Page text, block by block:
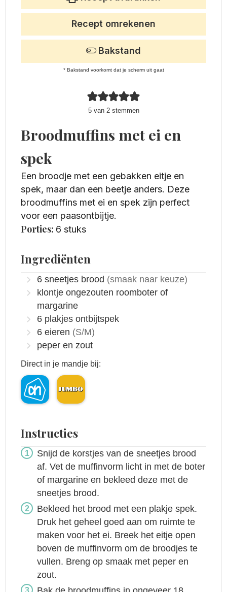
5van 2stemmen
Recept omrekenen
Bakstand
* Bakstand voorkomt dat je scherm uit gaat
Broodmuffins met ei en
spek
Een broodje met een gebakken eitje en
spek, maar dan een beetje anders. Deze
broodmuffins met ei en spek zijn perfect
voor een paasontbijtje.
Porties: 6 stuks
Ingrediënten
6 sneetjes brood (smaak naar keuze)
klontje ongezouten roomboter of
margarine
6 plakjes ontbijtspek
6 eieren (S/M)
peper en zout
Direct in je mandje bij:
Instructies
Snijd de korstjes van de sneetjes brood
af. Vet de muffinvorm licht in met de boter
of margarine en bekleed deze met de
sneetjes brood.
Bekleed het brood met een plakje spek.
Druk het geheel goed aan om ruimte te
maken voor het ei. Breek het eitje open
boven de muffinvorm om de broodjes te
vullen. Breng op smaak met peper en
zout.